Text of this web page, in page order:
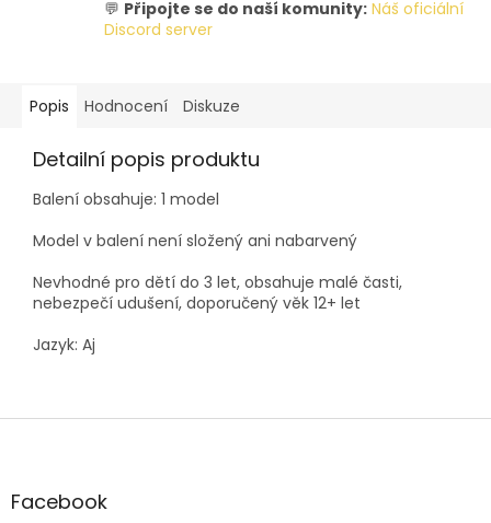
💬 Připojte se do naší komunity: Náš oficiální
Discord server
Popis Hodnocení Diskuze
Detailní popis produktu
Balení obsahuje: 1 model
Model v balení není složený ani nabarvený
Nevhodné pro dětí do 3 let, obsahuje malé časti,
nebezpečí udušení, doporučený věk 12+ let
Jazyk: Aj
Z
aFacebook